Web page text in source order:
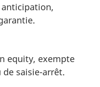
anticipation,
equity, exempte
de saisie-arrêt.